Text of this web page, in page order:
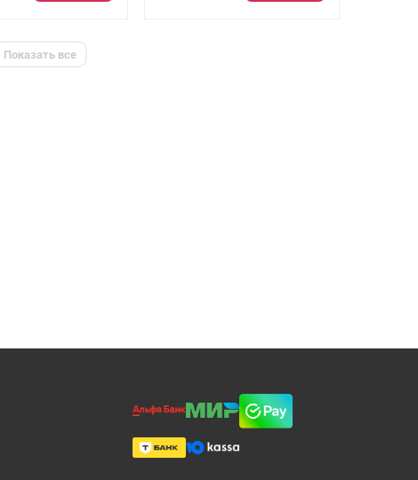
Показать все